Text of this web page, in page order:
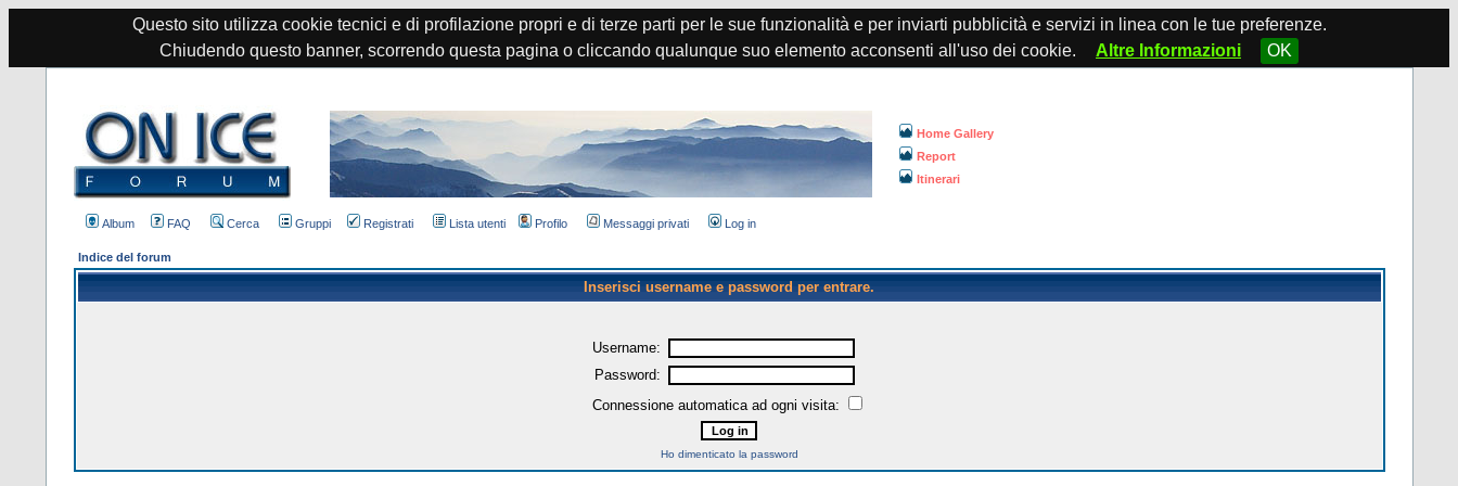
Questo sito utilizza cookie tecnici e di profilazione propri e di terze parti per le sue funzionalità e per inviarti pubblicità e servizi in linea con le tue preferenze.
Chiudendo questo banner, scorrendo questa pagina o cliccando qualunque suo elemento acconsenti all'uso dei cookie.
Altre Informazioni OK
Home Gallery
Report
Itinerari
Album FAQ Cerca Gruppi Registrati Lista utenti Profilo Messaggi privati Log in
Indice del forum
Inserisci username e password per entrare.
Username:
Password:
Connessione automatica ad ogni visita:
Ho dimenticato la password